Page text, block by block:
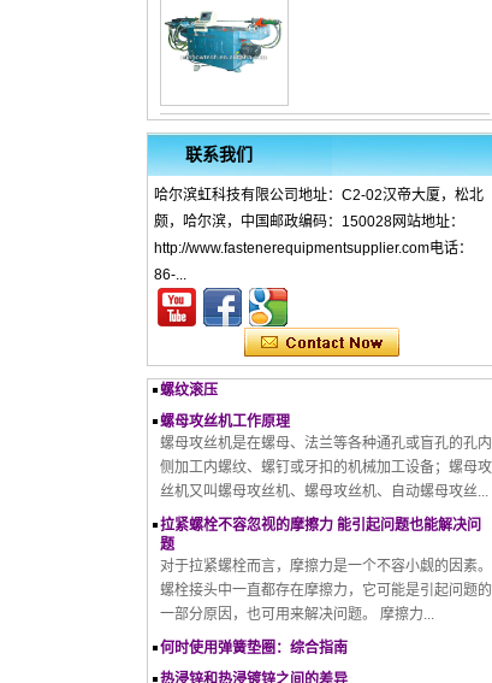
联系我们
哈尔滨虹科技有限公司地址：C2-02汉帝大厦，松北
颇，哈尔滨，中国邮政编码：150028网站地址：
http://www.fastenerequipmentsupplier.com电话：
86-...
什么是冷锻 – 冷锻工艺、材料、用途、优点和缺点
滚丝机是如何工作的
镀锌完整指南：您需要知道的一切
如何将天然气消耗转换为MMBTU
天然气与MMBTU之间的关系
螺母攻丝机工作原理
螺母攻丝机是在螺母、法兰等各种通孔或盲孔的孔内
侧加工内螺纹、螺钉或牙扣的机械加工设备；螺母攻
丝机又叫螺母攻丝机、螺母攻丝机、自动螺母攻丝...
拉紧螺栓不容忽视的摩擦力 能引起问题也能解决问
题
对于拉紧螺栓而言，摩擦力是一个不容小觑的因素。
螺栓接头中一直都存在摩擦力，它可能是引起问题的
一部分原因，也可用来解决问题。 摩擦力...
何时使用弹簧垫圈：综合指南
热浸锌和热浸镀锌之间的差异
热浸锌和热浸镀锌是两种用于金属腐蚀保护的过程，